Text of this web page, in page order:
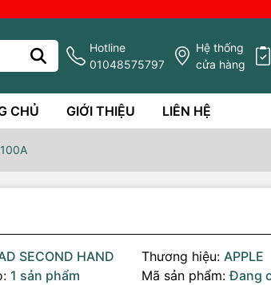
Hotline
01048575797
Hệ thống
cửa hàng
CHỦ GIỚI THIỆU LIÊN HỆ
SECOND HAND Thương hiệu: APPLE
1 sản phẩm Mã sản phẩm: Đang